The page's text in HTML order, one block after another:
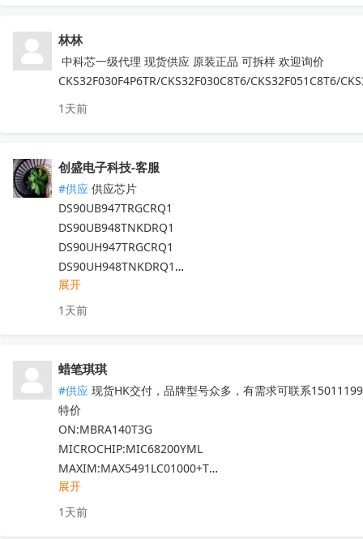
MX25L6433FM2I-08G  F50L2G41XA-104YG2B
K4B4G1646E-BYK0  TEF6686  XS9950
IRFB4227  CS75823  IRF540NPBF  TL494IDR
PT16556-LQ  LV5683P-E  TA75458P
TEA6856AHN  RDA5807M  STM32F042F4P6
CS3820EO  M12L128168A-6TG2N
代理天微，贝岭，泰德，能芯，福芯，红芯微
晶源微，友达，UTC，纳芯威，芯电元等品牌
深圳原装现货当天可送，1000+型号现货欢迎咨询
V:13544786707
Q:2581140881
收起
林林
CKS32F030F4P6TR/CKS32F030C8T6/CKS32F051C8T6/
1天前
创盛电子科技-客服
#供应 供应芯片
DS90UB947TRGCRQ1
DS90UB948TNKDRQ1
DS90UH947TRGCRQ1
DS90UH948TNKDRQ1
DS83822IRHBR
DS250DF810ABVR
LM5101AMX
现货靓货！不容错过！
收起
展开
1天前
蜡笔琪琪
#供应 现货HK交付，品牌型号众多，有需求可联系
特价
ON:MBRA140T3G
MICROCHIP:MIC68200YML
MAXIM:MAX5491LC01000+T
ADI:ADP7182AUJZ-R7
其他PN可沟通确认
展开
1天前